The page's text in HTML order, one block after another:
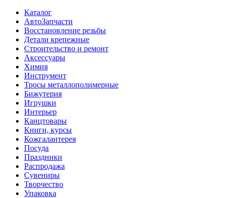
Каталог
АвтоЗапчасти
Восстановление резьбы
Детали крепежные
Строительство и ремонт
Аксессуары
Химия
Инструмент
Тросы металлополимерные
Бижутерия
Игрушки
Интерьер
Канцтовары
Книги, курсы
Кожгалантерея
Посуда
Праздники
Распродажа
Сувениры
Творчество
Упаковка